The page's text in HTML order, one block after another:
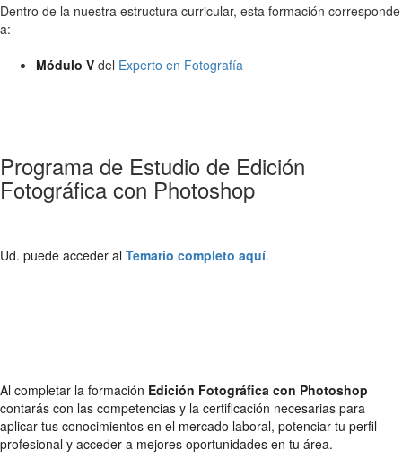
Dentro de la nuestra estructura curricular, esta formación corresponde
a:
Módulo V del Experto en Fotografía
Programa de Estudio de Edición
Fotográfica con Photoshop
Ud. puede acceder al Temario completo aquí.
Al completar la formación Edición Fotográfica con Photoshop
contarás con las competencias y la certificación necesarias para
aplicar tus conocimientos en el mercado laboral, potenciar tu perfil
profesional y acceder a mejores oportunidades en tu área.